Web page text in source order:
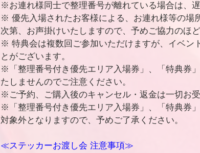
※お連れ様同士で整理番号が離れている場合は、
※ 優先入場されたお客様による、お連れ様等の場
次第、お声掛けいたしますので、予めご協力のほ
※ 特典会は複数回ご参加いただけますが、イベン
とがございます。
※「整理番号付き優先エリア入場券」、「特典券
たしませんのでご注意ください。
※ご予約、ご購入後のキャンセル・返金は一切お
※「整理番号付き優先エリア入場券」、「特典券
対象外となりますので、予めご了承ください。
≪ステッカーお渡し会 注意事項≫